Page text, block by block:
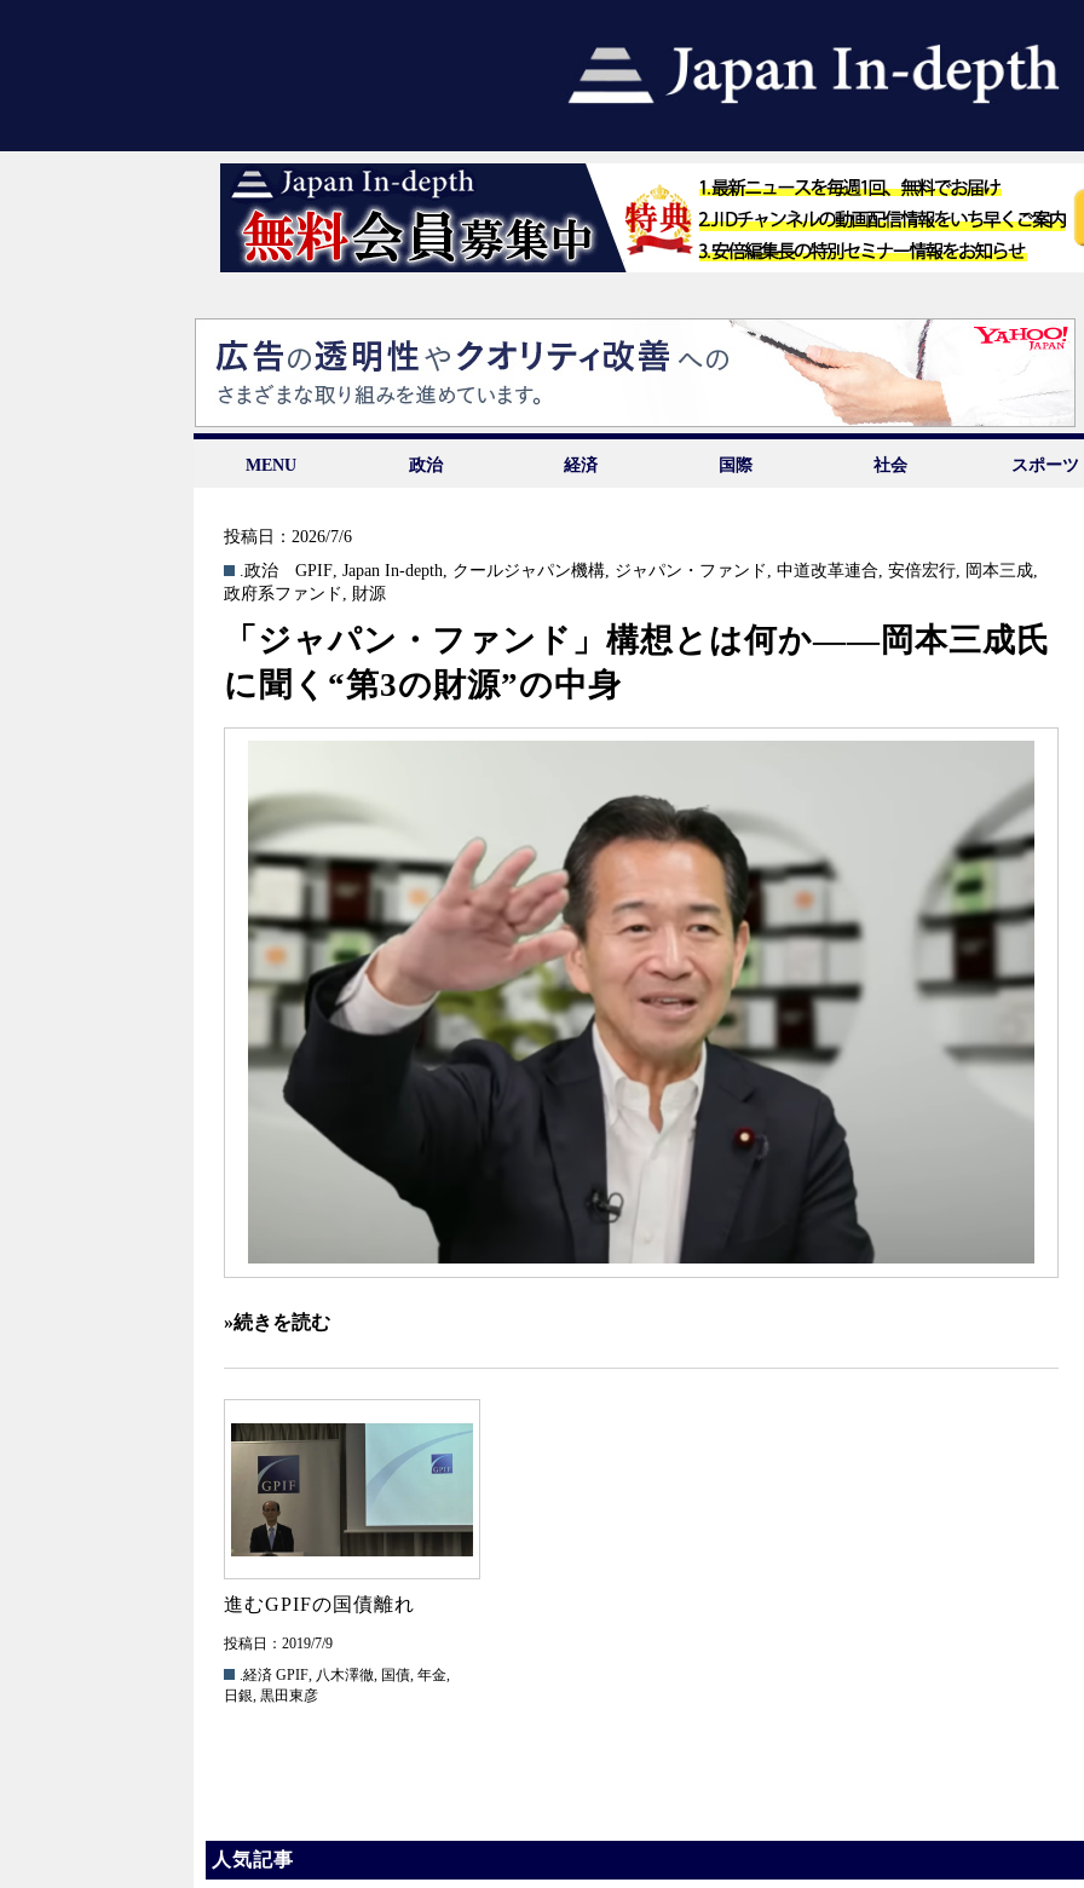
MENU 政治 経済 国際 社会 スポーツ
投稿日：2026/7/6
.政治
GPIF,Japan In-depth, クールジャパン機構, ジャパン・ファンド ,中道改革連合,安倍宏行, 岡本三成,
政府系ファンド , 財源
「ジャパン・ファンド」構想とは何か――岡本三成氏
に聞く“第3の財源”の中身
»続きを読む
進むGPIFの国債離れ
投稿日：2019/7/9
.経済 GPIF, 八木澤徹, 国債, 年金,
日銀, 黒田東彦
人気記事